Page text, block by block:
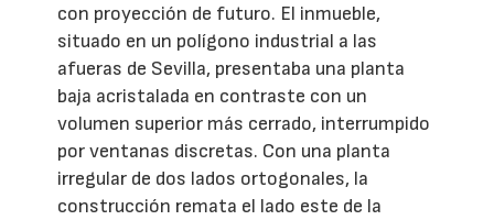
con proyección de futuro. El inmueble,
situado en un polígono industrial a las
afueras de Sevilla, presentaba una planta
baja acristalada en contraste con un
volumen superior más cerrado, interrumpido
por ventanas discretas. Con una planta
irregular de dos lados ortogonales, la
construcción remata el lado este de la